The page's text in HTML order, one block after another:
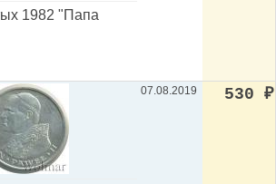
1982 "Папа
07.08.2019 530 ₽